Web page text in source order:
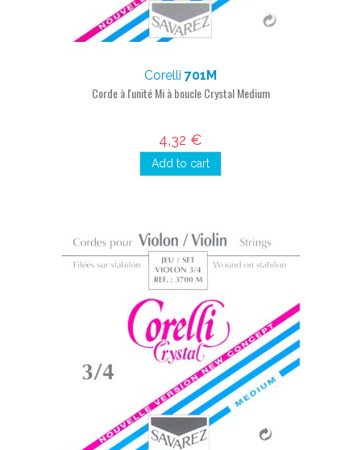
Corelli 701M
Corde à l'unité Mi à boucle Crystal Medium
4,32 €
Add to cart